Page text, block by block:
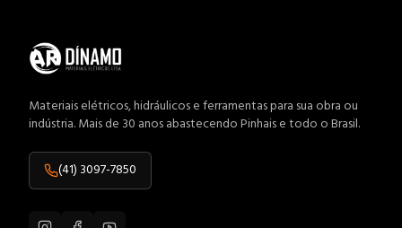
Materiais elétricos, hidráulicos e ferramentas para sua obra ou
indústria. Mais de 30 anos abastecendo Pinhais e todo o Brasil.
(41) 3097-7850